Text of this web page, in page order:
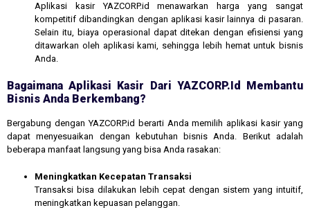
Aplikasi kasir YAZCORP.id menawarkan harga yang sangat
kompetitif dibandingkan dengan aplikasi kasir lainnya di pasaran.
Selain itu, biaya operasional dapat ditekan dengan efisiensi yang
ditawarkan oleh aplikasi kami, sehingga lebih hemat untuk bisnis
Anda.
Bagaimana Aplikasi Kasir Dari YAZCORP.id Membantu
Bisnis Anda Berkembang?
Bergabung dengan YAZCORP.id berarti Anda memilih aplikasi kasir yang
dapat menyesuaikan dengan kebutuhan bisnis Anda. Berikut adalah
beberapa manfaat langsung yang bisa Anda rasakan:
Meningkatkan Kecepatan Transaksi
Transaksi bisa dilakukan lebih cepat dengan sistem yang intuitif,
meningkatkan kepuasan pelanggan.